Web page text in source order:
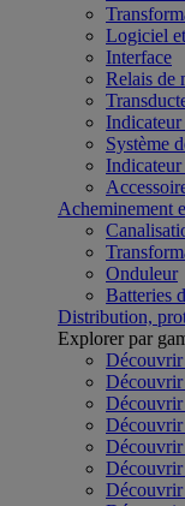
Logiciel
Interface
Relais de
Système
Acheminement
Onduleur
Batteries
Distribution,
Explorer par